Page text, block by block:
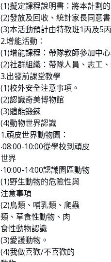
(1)擬定課程說明書：將本計劃
(2)發放及回收、統計家長同意書
(3)本活動預計由特教班1丙及5
2.增能活動：
(1)增能課程：帶隊教師參加中
(2)社群組織：帶隊人員、志工
3.出發前課堂教學
(1)校外安全注意事項。
(2)認識奇美博物館
(3)體能鍛鍊
(4)動物世界認識
1.頑皮世界動物園：
‧08:00-10:00從學校到頑皮
世界
‧10:00-14:00認識園區動物
(1)野生動物的危險性與
注意事項
(2)鳥類、哺乳類、爬蟲
類、草食性動物、肉
食性動物認識
(3)愛護動物。
(4)我做喜歡/不喜歡的